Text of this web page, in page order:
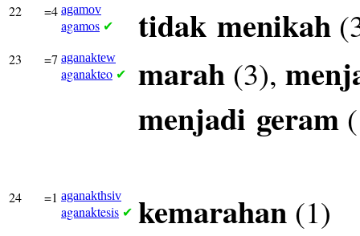
22 =4 agamov
agamos ✔ tidak menikah
23 =7 aganaktew
aganakteo ✔ marah (3),
menjadi geram
24 =1 aganakthsiv
aganaktesis ✔ kemarahan (1)